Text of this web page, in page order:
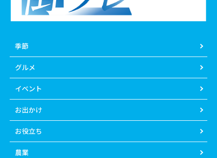
季節
グルメ
イベント
お出かけ
お役立ち
農業